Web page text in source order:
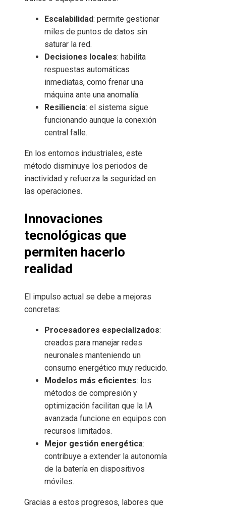
Escalabilidad: permite gestionar
miles de puntos de datos sin
saturar la red.
Decisiones locales: habilita
respuestas automáticas
inmediatas, como frenar una
máquina ante una anomalía.
Resiliencia: el sistema sigue
funcionando aunque la conexión
central falle.
En los entornos industriales, este
método disminuye los periodos de
inactividad y refuerza la seguridad en
las operaciones.
Innovaciones
tecnológicas que
permiten hacerlo
realidad
El impulso actual se debe a mejoras
concretas:
Procesadores especializados:
creados para manejar redes
neuronales manteniendo un
consumo energético muy reducido.
Modelos más eficientes: los
métodos de compresión y
optimización facilitan que la IA
avanzada funcione en equipos con
recursos limitados.
Mejor gestión energética:
contribuye a extender la autonomía
de la batería en dispositivos
móviles.
Gracias a estos progresos, labores que